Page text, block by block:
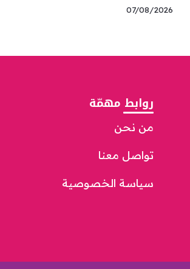
07/08/2026
روابط مهمّة
من نحن
تواصل معنا
سياسة الخصوصية